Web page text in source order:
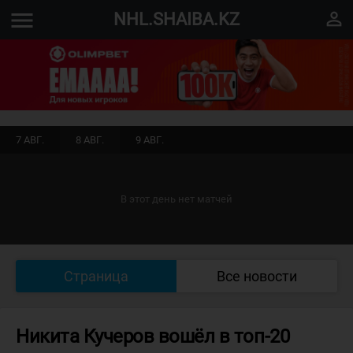
menu NHL.SHAIBA.KZ perm_identity
7 АВГ. 8 АВГ. 9 АВГ.
В этот день нет матчей
Страница Все новости
Никита Кучеров вошёл в топ-20